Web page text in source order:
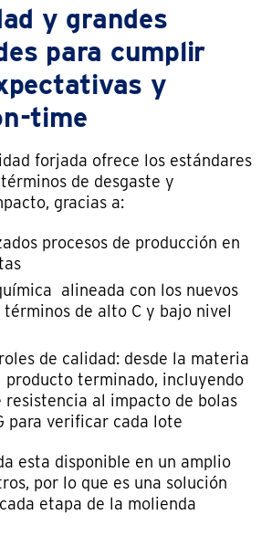
y grandes
para cumplir
y
time
forjada ofrece los estándares
de desgaste y
gracias a:
procesos de producción en
alineada con los nuevos
términos de alto C y bajo nivel
de calidad: desde la materia
producto terminado, incluyendo
resistencia al impacto de bolas
para verificar cada lote
esta disponible en un amplio
por lo que es una solución
etapa de la molienda